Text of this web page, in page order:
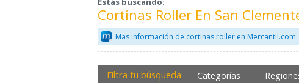
Cortinas Roller En San
Mas información de cortinas roller en Mercantil.com
Filtra tu búsqueda: Categorías